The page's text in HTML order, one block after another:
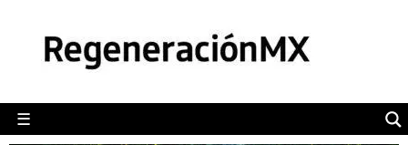
☰
POLÍTICA
CAMALEÓN